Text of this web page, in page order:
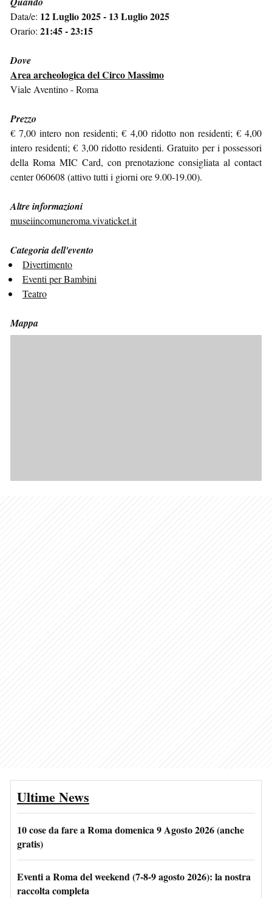
Data/e: 12 Luglio 2025 - 13 Luglio 2025
Orario: 21:45 - 23:15
Dove
Area archeologica del Circo Massimo
Viale Aventino - Roma
Prezzo
€ 7,00 intero non residenti; € 4,00 ridotto non residenti; € 4,00
intero residenti; € 3,00 ridotto residenti. Gratuito per i possessori
della Roma MIC Card, con prenotazione consigliata al contact
center 060608 (attivo tutti i giorni ore 9.00-19.00).
Altre informazioni
museiincomuneroma.vivaticket.it
Categoria dell'evento
Divertimento
Eventi per Bambini
Teatro
Mappa
Ultime News
10 cose da fare a Roma domenica 9 Agosto 2026 (anche
gratis)
Eventi a Roma del weekend (7-8-9 agosto 2026): la nostra
raccolta completa